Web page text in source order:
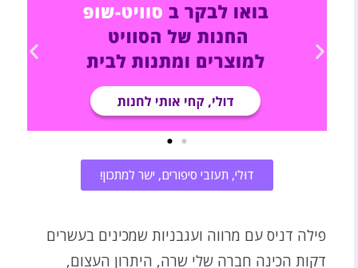
דוּלי, תעזבי סיפורים, ישר למתכון!
פילה דניס עם מרווה ועגבניות שמכינים בעשרים
דקות הכינה חברה שלי שרה, היתרון העצום,